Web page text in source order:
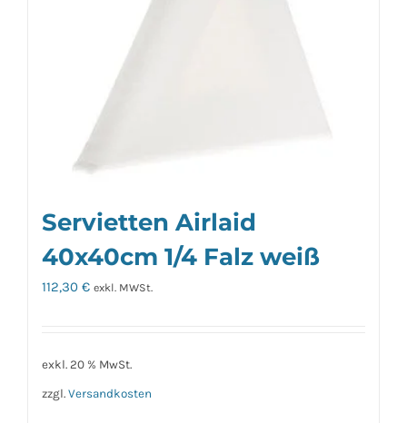
Servietten Airlaid
40x40cm 1/4 Falz weiß
112,30 € exkl. MWSt.
exkl. 20 % MwSt.
zzgl. Versandkosten